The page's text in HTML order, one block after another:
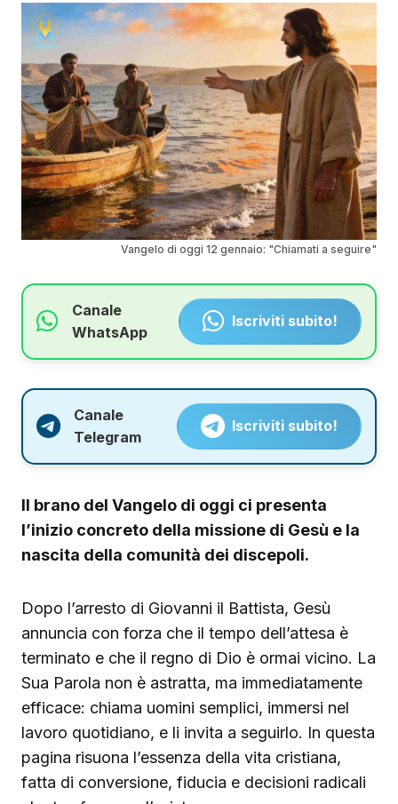
Vangelo di oggi 12 gennaio: "Chiamati a seguire"
Canale
WhatsApp
Iscriviti subito!
Canale
Telegram
Iscriviti subito!
Il brano del Vangelo di oggi ci presenta
l’inizio concreto della missione di Gesù e la
nascita della comunità dei discepoli.
Dopo l’arresto di Giovanni il Battista, Gesù
annuncia con forza che il tempo dell’attesa è
terminato e che il regno di Dio è ormai vicino. La
Sua Parola non è astratta, ma immediatamente
efficace: chiama uomini semplici, immersi nel
lavoro quotidiano, e li invita a seguirlo. In questa
pagina risuona l’essenza della vita cristiana,
fatta di conversione, fiducia e decisioni radicali